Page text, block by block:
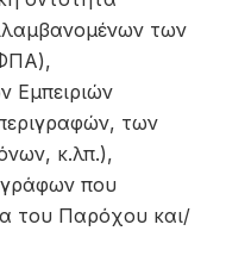
των
Εμπειριών
των
κ.λπ.),
που
του Παρόχου και/